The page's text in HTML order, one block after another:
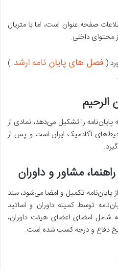
صفحه عنوان است، اما با متریال
محتوای داخلی.
( فصل های پایان نامه ارشد )
را تشکیل می‌دهد، نمادی از
آکادمیک ایران است و پس از
مشاور و داوران
تکمیل و امضا می‌شود، سند
توسط کمیته داوران و اساتید
شامل امضای اعضای هیئت داوران،
دفاع و درجه کسب شده است.